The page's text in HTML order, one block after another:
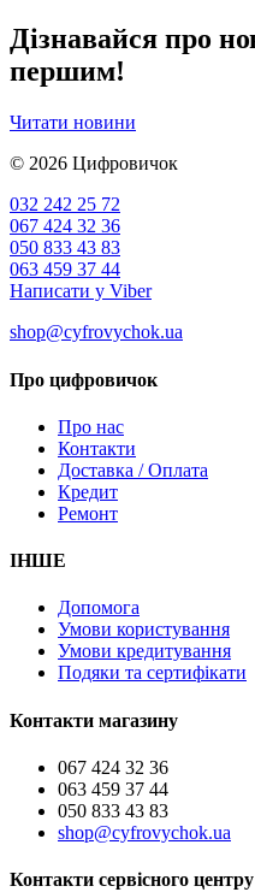
Дізнавайся про
першим!
Читати новини
© 2026 Цифровичок
032 242 25 72
067 424 32 36
050 833 43 83
063 459 37 44
Написати у Viber
shop@cyfrovychok.ua
Про цифровичок
Про нас
Контакти
Доставка / Оплата
Кредит
Ремонт
ІНШЕ
Допомога
Умови користування
Умови кредитування
Подяки та сертифікати
Контакти магазину
067 424 32 36
063 459 37 44
050 833 43 83
shop@cyfrovychok.ua
Контакти сервісного центру